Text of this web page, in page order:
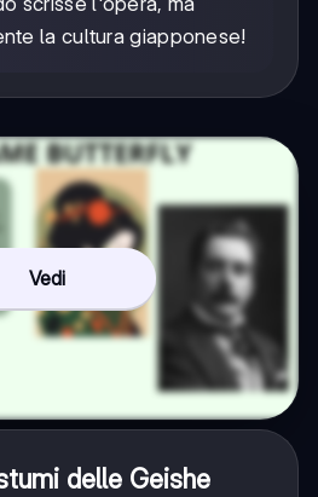
la cultura giapponese!
Vedi
delle Geishe